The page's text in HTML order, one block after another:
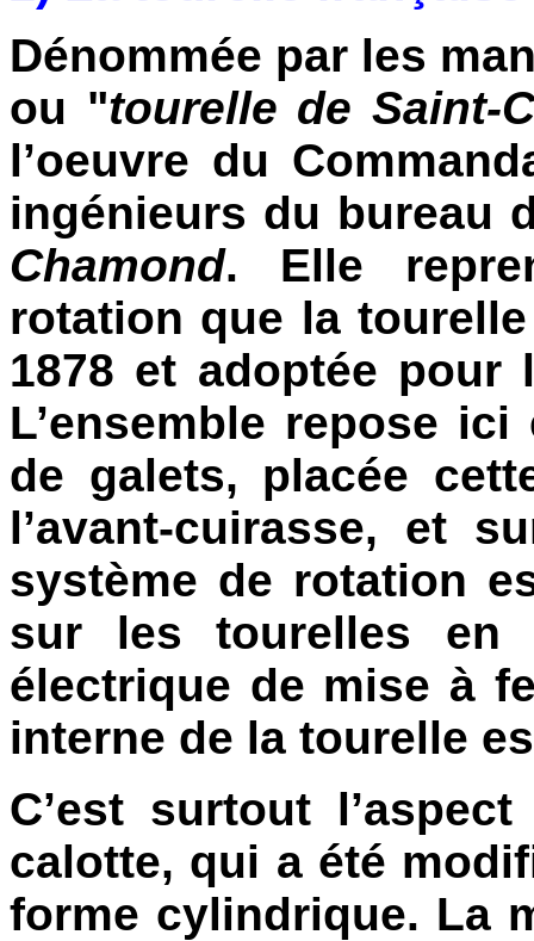
Dénommée par les
ou "tourelle de Saint-
l’oeuvre du
ingénieurs du bureau
Chamond. Elle
rotation que la
1878 et adoptée pour
L’ensemble repose
de galets, placée
l’avant-cuirasse, et
système de rotation
sur les tourelles en
électrique de mise à
interne de la tourelle
C’est surtout
calotte, qui a été
forme cylindrique. La